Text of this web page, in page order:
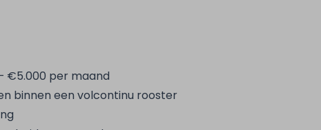
€5.000 per maand
binnen een volcontinu rooster